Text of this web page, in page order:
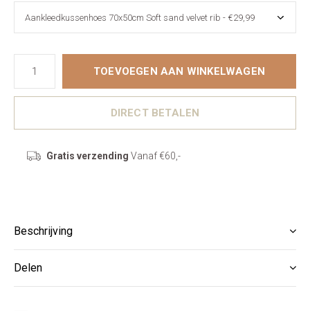
TOEVOEGEN AAN WINKELWAGEN
DIRECT BETALEN
Gratis verzending Vanaf €60,-
Beschrijving
Delen